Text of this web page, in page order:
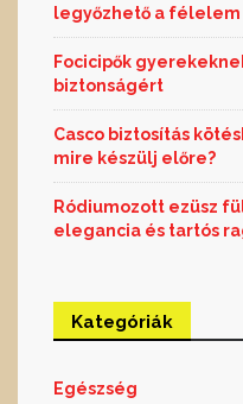
legyőzhető a félelem
Focicipők
biztonságért
Casco biztosítás
mire készülj előre?
Ródiumozott ezüsz
elegancia és tartós
Kategóriák
Egészség